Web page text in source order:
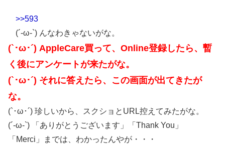
>>593
(´-ω-`) んなわきゃないがな。
(`･ω･´) AppleCare買って、Online登録したら、暫
く後にアンケートが来たがな。
(`･ω･´) それに答えたら、この画面が出てきたが
な。
(`･ω･´) 珍しいから、スクショとURL控えてみたがな。
(´-ω-`) 「ありがとうございます」「Thank You」
「Merci」までは、わかったんやが・・・